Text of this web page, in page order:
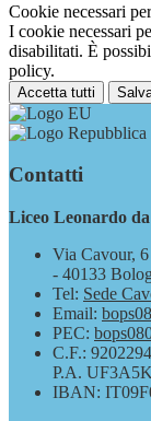
Cookie necessari
I cookie necessari
disabilitati. È
policy.
Accetta tutti
Contatti
Liceo Leonardo
Via Cavour,
- 40133
Tel: Sede
Email:
PEC:
C.F.:
P.A. UF3A5K
IBAN: